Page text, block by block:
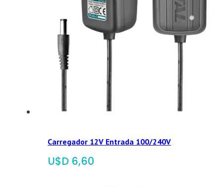
Carregador 12V Entrada 100/240V
$ 6,60